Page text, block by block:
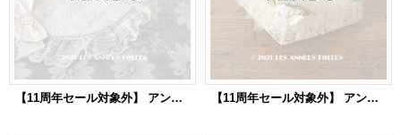
【11周年セール対象外】 アンティーク 初聖体のオモニエール 淡いピンクのシルクリボン & 花刺繍入りレースのフリル 【11周年セール対象外】 アンティーク ピンクの薔薇の布花付 ウェディングのドラジェ用パニエ マリアージュ